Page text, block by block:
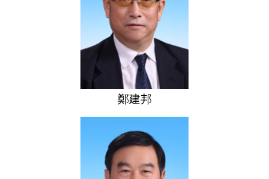
鄭建邦